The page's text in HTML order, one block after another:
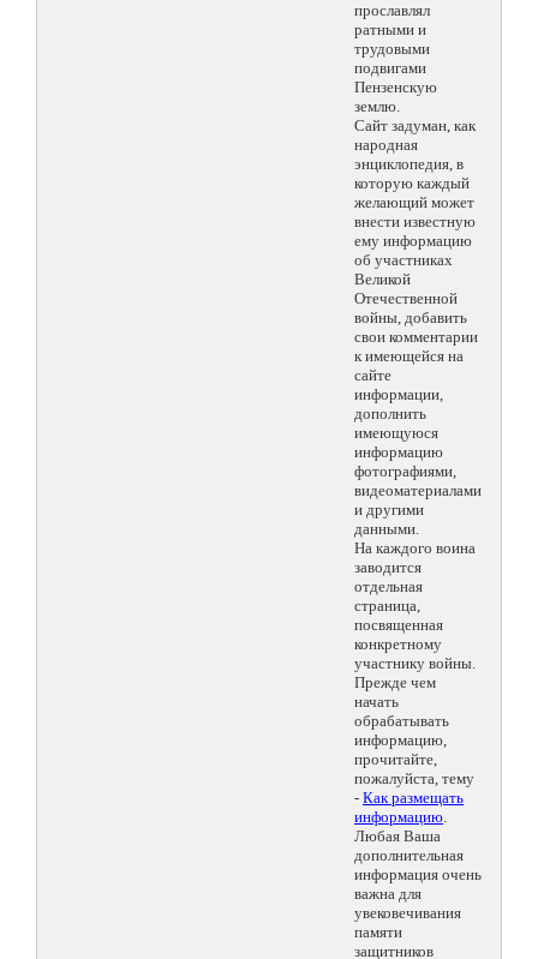
прославлял
ратными и
трудовыми
подвигами
Пензенскую
землю.
Сайт задуман, как
народная
энциклопедия, в
которую каждый
желающий может
внести известную
ему информацию
об участниках
Великой
Отечественной
войны, добавить
свои комментарии
к имеющейся на
сайте
информации,
дополнить
имеющуюся
информацию
фотографиями,
видеоматериалами
и другими
данными.
На каждого воина
заводится
отдельная
страница,
посвященная
конкретному
участнику войны.
Прежде чем
начать
обрабатывать
информацию,
прочитайте,
пожалуйста, тему
- Как размещать
информацию.
Любая Ваша
дополнительная
информация очень
важна для
увековечивания
памяти
защитников